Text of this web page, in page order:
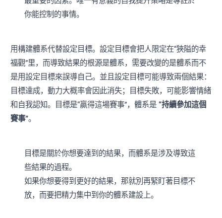
你能控制的事情。
用構建體系代替設定目標。設定目標會把人限定在“狹隘的幸
福觀”里，而導致結果的根源是體系，需要改變的是體系而不
是用設定目標來誤導自己。並且設定目標可能導致兩個結果：
目標達成，動力大概率會因此消失；目標失敗，可能影響情緒
和自我認知。目標是“贏得這場賽事”，體系是 “持續參加這個
賽事”。
目標是關於你想要達到的結果，而體系是涉及導致這
些結果的過程。
如果你想要得到更好的結果，那就別再緊盯著目標不
放，而要把精力集中到你的體系建設上。